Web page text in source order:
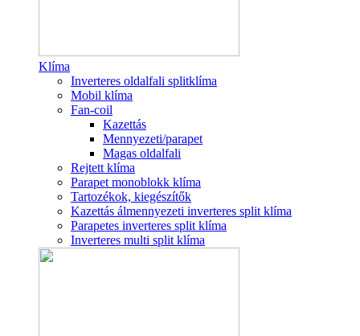
Klíma
Inverteres oldalfali splitklíma
Mobil klíma
Fan-coil
Kazettás
Mennyezeti/parapet
Magas oldalfali
Rejtett klíma
Parapet monoblokk klíma
Tartozékok, kiegészítők
Kazettás álmennyezeti inverteres split klíma
Parapetes inverteres split klíma
Inverteres multi split klíma